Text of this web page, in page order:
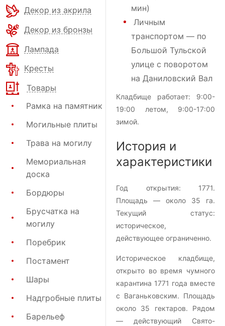
Декор из акрила
Декор из бронзы
Лампада
Кресты
Товары
Рамка на памятник
Могильные плиты
Трава на могилу
Мемориальная
доска
Бордюры
Брусчатка на
могилу
Поребрик
Постамент
Шары
Надгробные плиты
Барельеф
мин)
Личным
транспортом — по
Большой Тульской
улице с поворотом
на Даниловский Вал
Кладбище работает: 9:00-
19:00 летом, 9:00-17:00
зимой.
История и
характеристики
Год открытия: 1771.
Площадь — около 35 га.
Текущий статус:
историческое,
действующее ограниченно.
Историческое кладбище,
открыто во время чумного
карантина 1771 года вместе
с Ваганьковским. Площадь
около 35 гектаров. Рядом
— действующий Свято-